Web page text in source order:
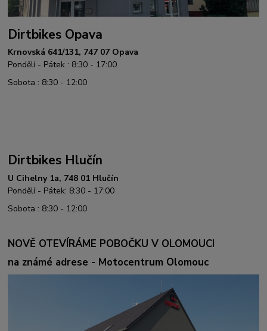
Dirtbikes Opava
Krnovská 641/131, 747 07 Opava
Pondělí - Pátek : 8:30 - 17:00
Sobota : 8:30 - 12:00
Dirtbikes Hlučín
U Cihelny 1a, 748 01 Hlučín
Pondělí - Pátek: 8:30 - 17:00
Sobota : 8:30 - 12:00
NOVĚ OTEVÍRÁME POBOČKU V OLOMOUCI
na známé adrese - Motocentrum Olomouc